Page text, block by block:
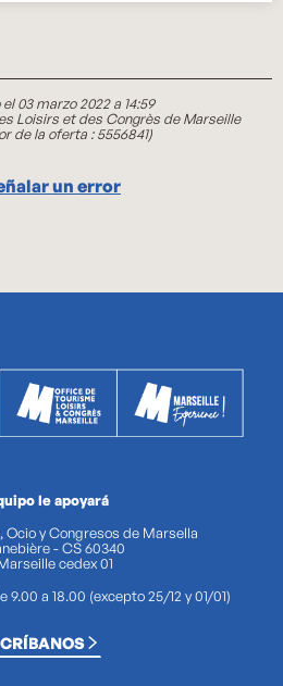
03 marzo 2022 a 14:59
Loisirs et des Congrès de Marseille
de la oferta :5556841)
un error
le apoyará
Ocio y Congresos de Marsella
- CS 60340
Marseille cedex 01
a 18.00 (excepto 25/12 y 01/01)